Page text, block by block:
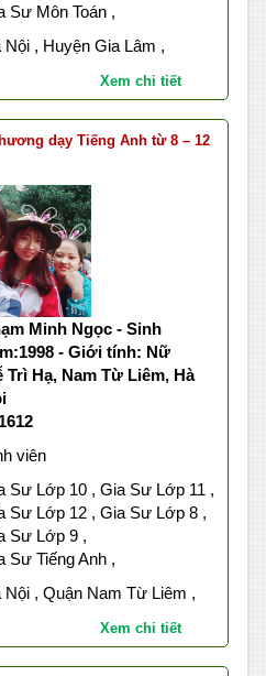
Sư Môn Toán ,
Nội , Huyện Gia Lâm ,
Xem chi tiết
dạy Tiếng Anh từ 8 – 12
Minh Ngọc - Sinh
- Giới tính: Nữ
Trì Hạ, Nam Từ Liêm, Hà
viên
Sư Lớp 10 , Gia Sư Lớp 11 ,
Sư Lớp 12 , Gia Sư Lớp 8 ,
Sư Lớp 9 ,
Sư Tiếng Anh ,
Nội , Quận Nam Từ Liêm ,
Xem chi tiết